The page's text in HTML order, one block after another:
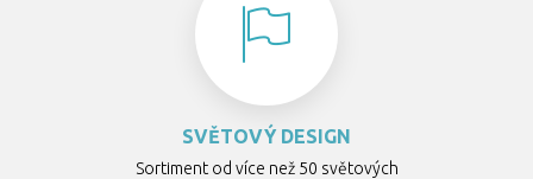
SVĚTOVÝ DESIGN
Sortiment od více než 50 světových